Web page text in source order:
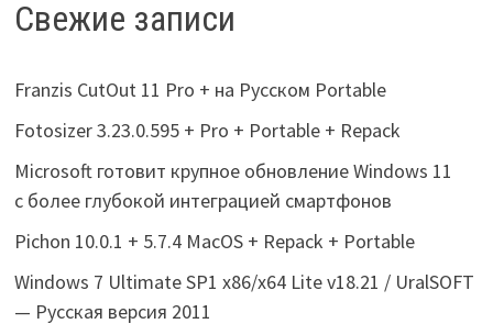
Свежие записи
Franzis CutOut 11 Pro + на Русском Portable
Fotosizer 3.23.0.595 + Pro + Portable + Repack
Microsoft готовит крупное обновление Windows 11
с более глубокой интеграцией смартфонов
Pichon 10.0.1 + 5.7.4 MacOS + Repack + Portable
Windows 7 Ultimate SP1 x86/x64 Lite v18.21 / UralSOFT
— Русская версия 2011